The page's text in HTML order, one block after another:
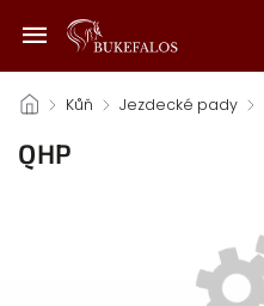
/ Kůň / Jezdecké pady /
QHP